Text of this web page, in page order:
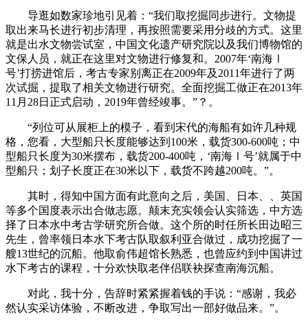
导逛如数家珍地引见着：“我们取挖掘同步进行。文物提
取出来马长进行初步清理，再按照需要采用分歧的方式。这里
就是出水文物尝试室，中国文化遗产研究院以及我们博物馆的
文保人员，就正在这里对文物进行修复和。2007年‘南海Ⅰ
号’打捞进馆后，考古专家别离正在2009年及2011年进行了两
次试掘，提取了相关文物进行研究。全面挖掘工做正在2013年
11月28日正式启动，2019年曾经竣事。”？。
“列位可从展柜上的模子，看到宋代的海船有如许几种规
格，您看，大型船只长度能够达到100米，载货300-600吨；中
型船只长度为30米摆布，载货200-400吨，‘南海Ⅰ号’就属于中
型船只；划子长度正在30米以下，载货不跨越200吨。”。
其时，得知中国方面有此意向之后，美国、日本、、英国
等多个国度表示出合做志愿。颠末充实领会认实筛选，中方选
择了日本水中考古学研究所合做。这个所的时任所长田边昭三
先生，曾率领日本水下考古队取叙利亚合做过，成功挖掘了一
艘13世纪的沉船。他取俞伟超馆长熟悉，也曾应约到中国讲过
水下考古的课程，十分欢快取老伴侣联袂探查南海沉船。
对此，我十分，告辞时紧紧握着钱的手说：“感谢，我必
然认实采访体验，不断改进，争取写出一部好做品来。”。